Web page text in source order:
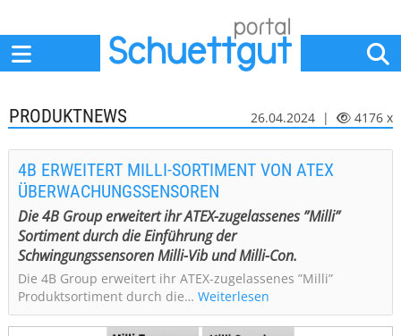
PRODUKTNEWS 26.04.2024 | 4176 x
4B ERWEITERT MILLI-SORTIMENT VON ATEX
ÜBERWACHUNGSSENSOREN
Die 4B Group erweitert ihr ATEX-zugelassenes ”Milli”
Sortiment durch die Einführung der
Schwingungssensoren Milli-Vib und Milli-Con.
Die 4B Group erweitert ihr ATEX-zugelassenes ”Milli”
Produktsortiment durch die… Weiterlesen